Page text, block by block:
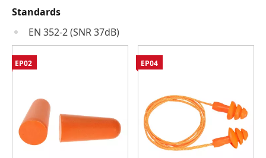
Standards
EN 352-2 (SNR 37dB)
EP02 EP04